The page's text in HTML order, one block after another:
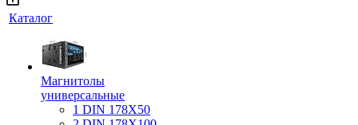
Каталог
Магнитолы
универсальные
1 DIN 178X50